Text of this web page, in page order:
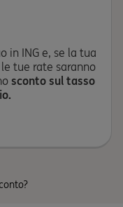
in ING e, se la tua
tue rate saranno
sconto sul tasso